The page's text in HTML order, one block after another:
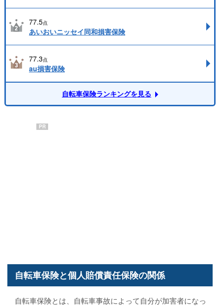
77.5点
あいおいニッセイ同和損害保険
77.3点
au損害保険
自転車保険ランキングを見る
PR
自転車保険と個人賠償責任保険の関係
自転車保険とは、自転車事故によって自分が加害者になっ